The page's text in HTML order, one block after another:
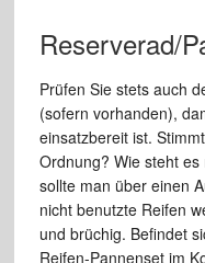
Reserverad/
Prüfen Sie stets auch
(sofern vorhanden),
einsatzbereit ist.
Ordnung? Wie steht
sollte man über einen
nicht benutzte Reifen
und brüchig. Befindet
Reifen-Pannenset im